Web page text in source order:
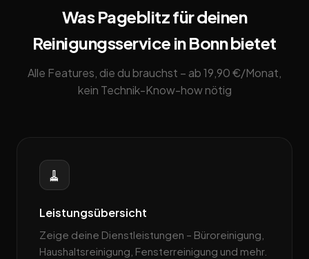
Was Pageblitz für deinen
Reinigungsservice in Bonn bietet
Alle Features, die du brauchst – ab 19,90 €/Monat,
kein Technik-Know-how nötig
🧹
Leistungsübersicht
Zeige deine Dienstleistungen – Büroreinigung,
Haushaltsreinigung, Fensterreinigung und mehr.